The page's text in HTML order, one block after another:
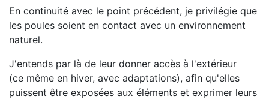
En continuité avec le point précédent, je privilégie que
les poules soient en contact avec un environnement
naturel.
J'entends par là de leur donner accès à l'extérieur
(ce même en hiver, avec adaptations), afin qu'elles
puissent être exposées aux éléments et exprimer leurs